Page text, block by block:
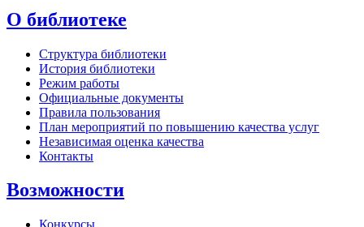
О библиотеке
Структура библиотеки
История библиотеки
Режим работы
Официальные документы
Правила пользования
План мероприятий по повышению качества услуг
Независимая оценка качества
Контакты
Возможности